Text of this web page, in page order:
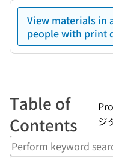
View materials in
people with print
Table of
Contents
ジ